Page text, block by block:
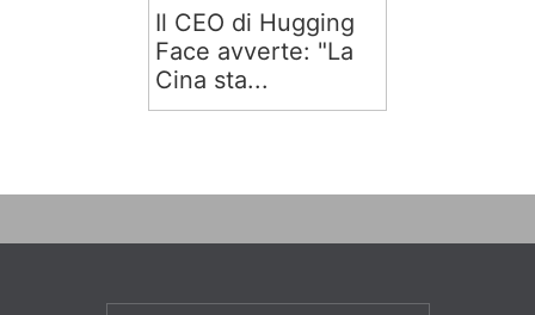
Il CEO di Hugging
Face avverte: "La
Cina sta...